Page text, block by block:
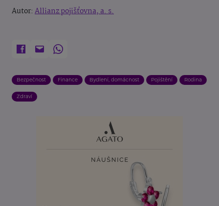
Autor: Allianz pojišťovna, a. s.
Bezpečnost Finance Bydlení, domácnost Pojištění Rodina
Zdraví